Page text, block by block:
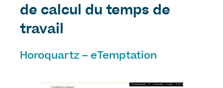
de calcul du temps de
travail
Horoquartz – eTemptation